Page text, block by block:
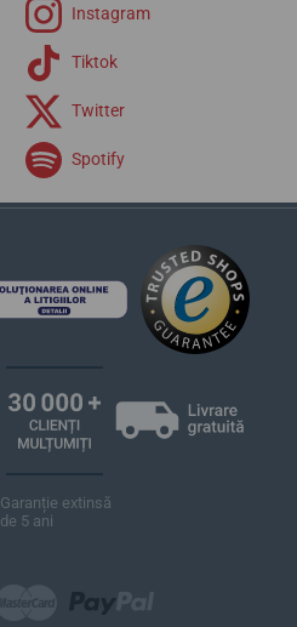
Instagram
Tiktok
Twitter
Spotify
Garanție extinsă
de 5 ani